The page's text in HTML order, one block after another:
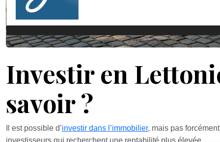
Investir en
savoir ?
Il est possible d’investir dans l’immobilier, mais pas
investisseurs qui recherchent une rentabilité plus élevée.